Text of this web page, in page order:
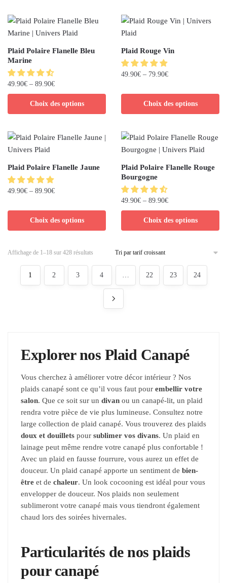
Plaid Polaire Flanelle Bleu
Marine
49.90€ – 89.90€
Choix des options
Plaid Rouge Vin
49.90€ – 79.90€
Choix des options
Plaid Polaire Flanelle Jaune
49.90€ – 89.90€
Choix des options
Plaid Polaire Flanelle Rouge
Bourgogne
49.90€ – 89.90€
Choix des options
Affichage de 1–18 sur 428 résultats
1 2 3 4 22 23 24
Explorer nos Plaid Canapé
Vous cherchez à améliorer votre décor intérieur ? Nos
plaids canapé sont ce qu’il vous faut pour embellir votre
salon. Que ce soit sur un divan ou un canapé-lit, un plaid
rendra votre pièce de vie plus lumineuse. Consultez notre
large collection de plaid canapé. Vous trouverez des plaids
doux et douillets pour sublimer vos divans. Un plaid en
lainage peut même rendre votre canapé plus confortable !
Avec un plaid en fausse fourrure, vous aurez un effet de
douceur. Un plaid canapé apporte un sentiment de bien-
être et de chaleur. Un look cocooning est idéal pour vous
envelopper de douceur. Nos plaids non seulement
sublimeront votre canapé mais vous tiendront également
chaud lors des soirées hivernales.
Particularités de nos plaids
pour canapé